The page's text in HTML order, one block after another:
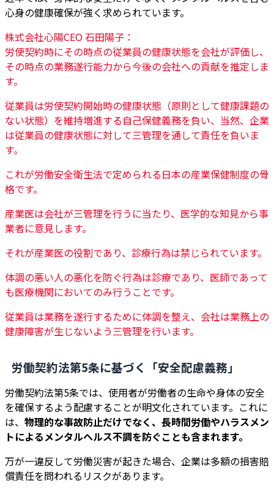
心身の健康確保が強く求められています。
株式会社心陽CEO 石田陽子：
労使契約時にその時点の従業員の健康状態を会社が評価し、
その時点の業務遂行能力から今後の会社への貢献を推定しま
す。
従業員は労使契約開始時の健康状態（原則として健康課題の
ない状態）を維持増進する自己保健義務を負い、当然、企業
は従業員の健康状態に対して三管理を通して責任を負いま
す。
これが労働安全衛生法で定められる日本の産業保健制度の骨
格です。
産業医は会社が三管理を行うに当たり、医学的な知見から事
業者に意見します。
それが産業医の役割であり、診療行為は禁じられています。
体調の悪い人の悪化を防ぐ行為は診療であり、医師であって
も医療機関においてのみ行うことです。
従業員は業務を遂行するために体調を整え、会社は業務上の
健康障害が生じないよう三管理を行います。
労働契約法第5条に基づく「安全配慮義務」
労働契約法第5条では、使用者が労働者の生命や身体の安全
を確保するよう配慮することが明文化されています。これに
は、 物理的な事故防止だけでなく、長時間労働やハラスメン
トによるメンタルヘルス不調を防ぐことも含まれます。
万が一違反して労働災害が起きた場合、企業は多額の損害賠
償責任を問われるリスクがあります。